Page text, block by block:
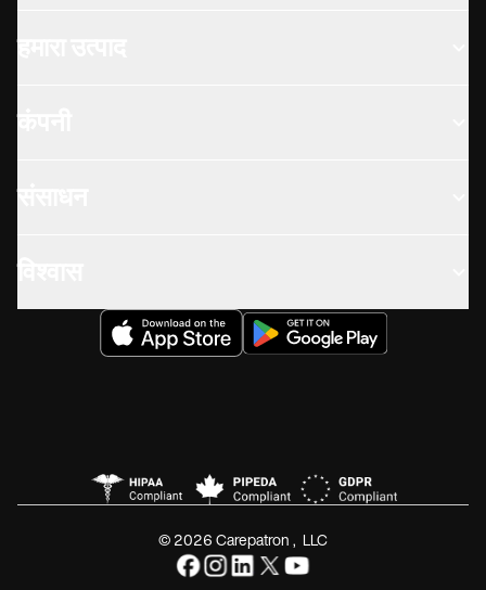
© 2026 Carepatron, LLC